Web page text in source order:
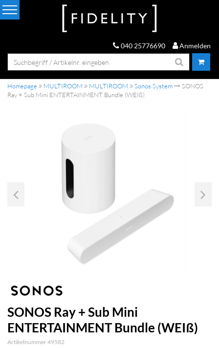
040 25776690 Anmelden
Homepage MULTIROOM MULTIROOM Sonos System
SONOS
Ray + Sub Mini ENTERTAINMENT Bundle (WEIß)
SONOS Ray + Sub Mini
ENTERTAINMENT Bundle (WEIß)
Artikelnummer 49582